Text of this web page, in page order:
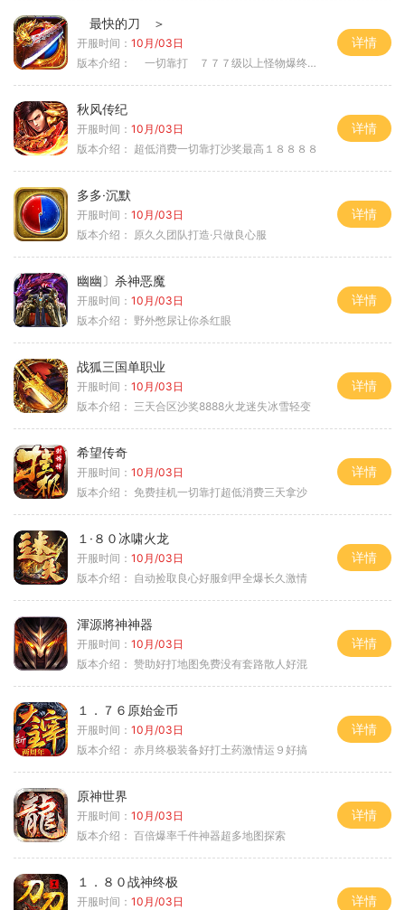
最快的刀 ＞
开服时间： 10月/03日
版本介绍：
一切靠打 ７７７级以上怪物爆终极 ＞
详情
秋风传纪
开服时间： 10月/03日
版本介绍： 超低消费一切靠打沙奖最高１８８８８
详情
多多·沉默
开服时间： 10月/03日
版本介绍：
原久久团队打造·只做良心服
详情
幽幽〕杀神恶魔
开服时间： 10月/03日
版本介绍： 野外憋尿让你杀红眼
详情
战狐三国单职业
开服时间： 10月/03日
版本介绍： 三天合区沙奖8888火龙迷失冰雪轻变
详情
希望传奇
开服时间： 10月/03日
版本介绍： 免费挂机一切靠打超低消费三天拿沙
详情
１·８０冰啸火龙
开服时间： 10月/03日
版本介绍： 自动捡取良心好服剑甲全爆长久激情
详情
渾源將神神器
开服时间： 10月/03日
版本介绍： 赞助好打地图免费没有套路散人好混
详情
１．７６原始金币
开服时间： 10月/03日
版本介绍： 赤月终极装备好打土药激情运９好搞
详情
原神世界
开服时间： 10月/03日
版本介绍： 百倍爆率千件神器超多地图探索
详情
１．８０战神终极
开服时间： 10月/03日
详情